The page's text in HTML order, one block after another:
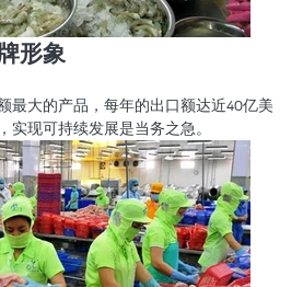
形象
最大的产品，每年的出口额达近40亿美
现可持续发展是当务之急。